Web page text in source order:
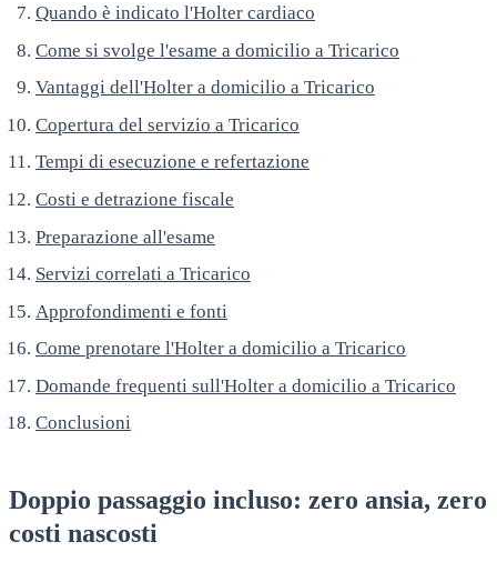
Quando è indicato l'Holter cardiaco
Come si svolge l'esame a domicilio a Tricarico
Vantaggi dell'Holter a domicilio a Tricarico
Copertura del servizio a Tricarico
Tempi di esecuzione e refertazione
Costi e detrazione fiscale
Preparazione all'esame
Servizi correlati a Tricarico
Approfondimenti e fonti
Come prenotare l'Holter a domicilio a Tricarico
Domande frequenti sull'Holter a domicilio a Tricarico
Conclusioni
Doppio passaggio incluso: zero ansia, zero
costi nascosti